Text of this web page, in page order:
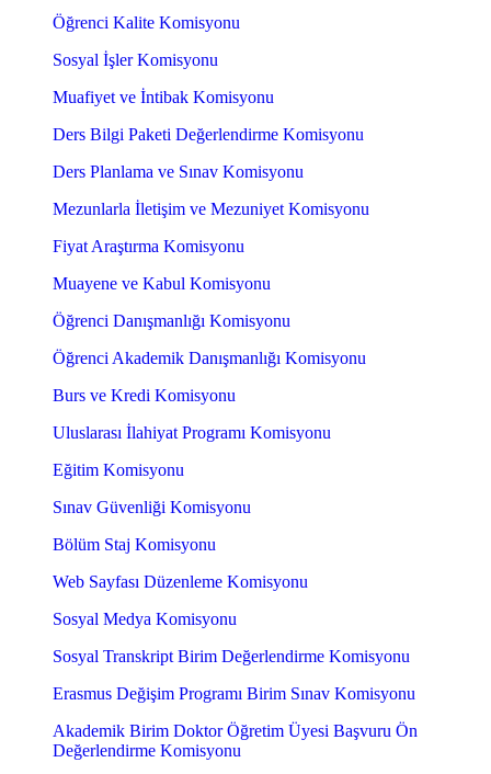
Öğrenci Kalite Komisyonu
Sosyal İşler Komisyonu
Muafiyet ve İntibak Komisyonu
Ders Bilgi Paketi Değerlendirme Komisyonu
Ders Planlama ve Sınav Komisyonu
Mezunlarla İletişim ve Mezuniyet Komisyonu
Fiyat Araştırma Komisyonu
Muayene ve Kabul Komisyonu
Öğrenci Danışmanlığı Komisyonu
Öğrenci Akademik Danışmanlığı Komisyonu
Burs ve Kredi Komisyonu
Uluslarası İlahiyat Programı Komisyonu
Eğitim Komisyonu
Sınav Güvenliği Komisyonu
Bölüm Staj Komisyonu
Web Sayfası Düzenleme Komisyonu
Sosyal Medya Komisyonu
Sosyal Transkript Birim Değerlendirme Komisyonu
Erasmus Değişim Programı Birim Sınav Komisyonu
Akademik Birim Doktor Öğretim Üyesi Başvuru Ön
Değerlendirme Komisyonu